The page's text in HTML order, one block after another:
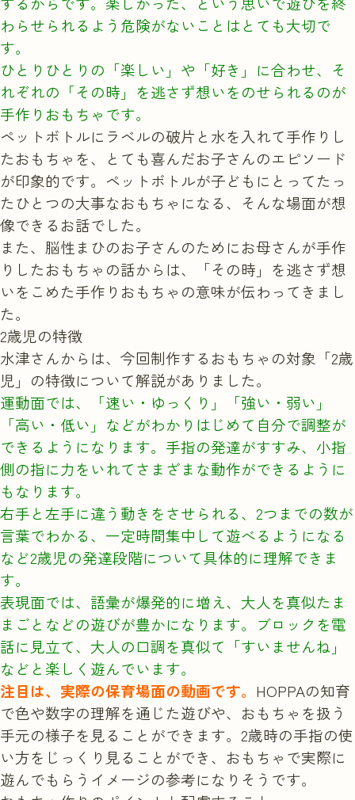
わらせられるよう危険がないことはとても大切で
す。
ひとりひとりの「楽しい」や「好き」に合わせ、そ
れぞれの「その時」を逃さず想いをのせられるのが
手作りおもちゃです。
ペットボトルにラベルの破片と水を入れて手作りし
たおもちゃを、とても喜んだお子さんのエピソード
が印象的です。ペットボトルが子どもにとってたっ
たひとつの大事なおもちゃになる、そんな場面が想
像できるお話でした。
また、脳性まひのお子さんのためにお母さんが手作
りしたおもちゃの話からは、「その時」を逃さず想
いをこめた手作りおもちゃの意味が伝わってきまし
た。
2歳児の特徴
水津さんからは、今回制作するおもちゃの対象「2歳
児」の特徴について解説がありました。
運動面では、「速い・ゆっくり」「強い・弱い」
「高い・低い」などがわかりはじめて自分で調整が
できるようになります。手指の発達がすすみ、小指
側の指に力をいれてさまざまな動作ができるように
もなります。
右手と左手に違う動きをさせられる、2つまでの数が
言葉でわかる、一定時間集中して遊べるようになる
など2歳児の発達段階について具体的に理解できま
す。
表現面では、語彙が爆発的に増え、大人を真似たま
まごとなどの遊びが豊かになります。ブロックを電
話に見立て、大人の口調を真似て「すいませんね」
などと楽しく遊んでいます。
注目は、実際の保育場面の動画です。 HOPPAの知育
で色や数字の理解を通じた遊びや、おもちゃを扱う
手元の様子を見ることができます。2歳時の手指の使
い方をじっくり見ることができ、おもちゃで実際に
遊んでもらうイメージの参考になりそうです。